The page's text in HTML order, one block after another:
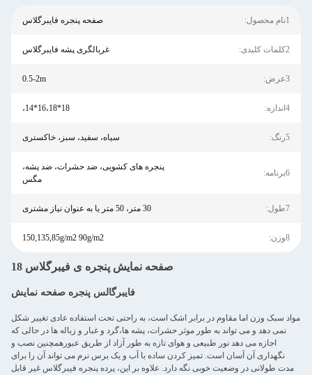
1نام محصول: صفحه پنجره فایبرگلاس
2کلمات کلیدی: غربالگری پشه فایبرگلاس
3عرض: 0.5-2m
4اندازه: 18*16،18*14،
5رنگ: سیاه، سفید، سبز، خاکستری
6برنامه:
پنجره های کشویی، ضد حشرات، ضد پشه،
مگس
7طول: 30 متر، 50 متر یا به عنوان نیاز مشتری
8وزن: 150,135,85g/m2 90g/m2
صفحه نمایش پنجره ی فیبرگلاس 18
فايبرگالس پنجره صفحه نمایش
مواد سبک وزن اما مقاوم در برابر اشک است، به راحتی تحت استفاده عادی تغییر شکل
نمی دهد و می تواند به طور موثر حشرات، پشه ها،گرد و غبار و زباله ها در حالی که
اجازه می دهد نور طبیعی و هوای تازه به طور آزاد از طریق عبورهمچنین نصب و
نگهداری آن آسان است. تمیز کردن ساده با آب و یک برس نرم می تواند آن را برای
مدت طولانی در وضعیت خوبی نگه دارد. علاوه بر این، پرده پنجره فیبرگلاس غیر قابل